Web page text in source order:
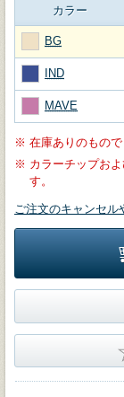
カラー
BG
IND
MAVE
※ 在庫ありのもの
※ カラーチップお
す。
ご注文のキャンセル